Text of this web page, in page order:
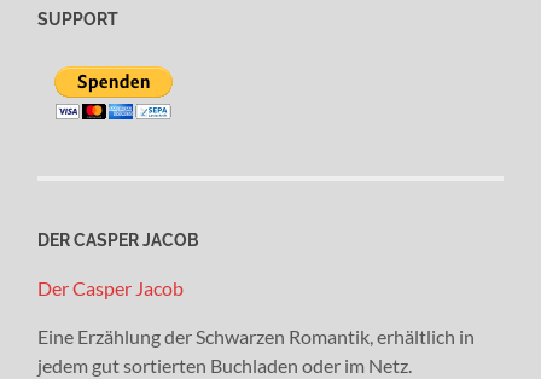
SUPPORT
DER CASPER JACOB
Der Casper Jacob
Eine Erzählung der Schwarzen Romantik, erhältlich in
jedem gut sortierten Buchladen oder im Netz.